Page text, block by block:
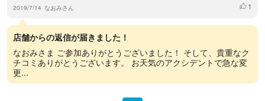
2019/7/14 なおみさん いいね
1
店舗からの返信が届きました！
なおみさま ご参加ありがとうございました！ そして、貴重なク
チコミありがとうございます。 お天気のアクシデントで急な変
更...